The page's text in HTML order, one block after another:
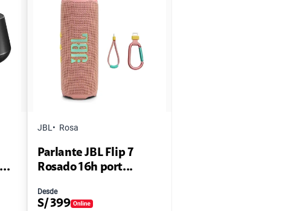
JBL Rosa
Parlante JBL Flip 7
Rosado 16h port...
Desde
S/ 399